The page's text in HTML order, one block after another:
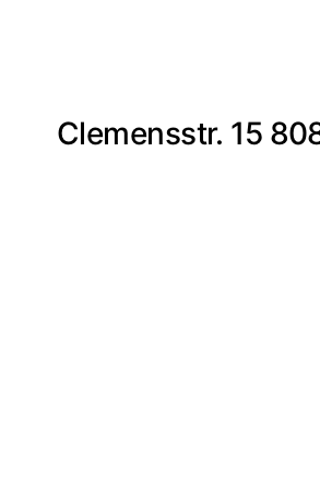
Clemensstr. 15